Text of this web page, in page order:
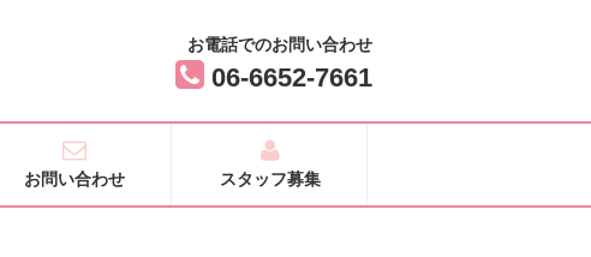
お電話でのお問い合わせ
06-6652-7661
お問い合わせ スタッフ募集